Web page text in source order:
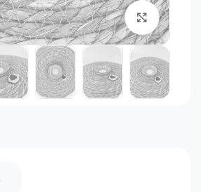
برای بزرگنمایی کلیک کنید